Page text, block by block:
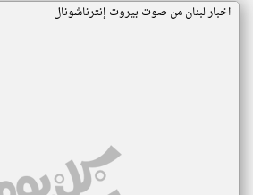
اخبار لبنان من صوت بيروت إنترناشونال